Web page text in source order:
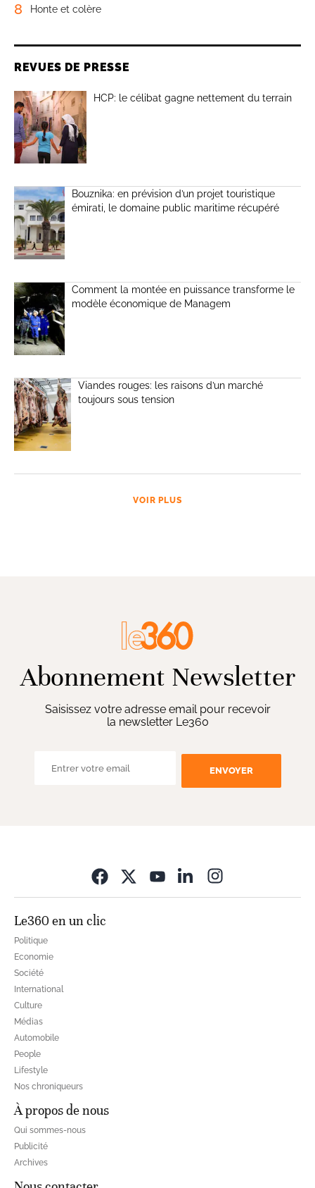
8 Honte et colère
REVUES DE PRESSE
HCP: le célibat gagne nettement du terrain
Bouznika: en prévision d’un projet touristique
émirati, le domaine public maritime récupéré
Comment la montée en puissance transforme le
modèle économique de Managem
Viandes rouges: les raisons d’un marché
toujours sous tension
VOIR PLUS
Abonnement Newsletter
Saisissez votre adresse email pour recevoir
la newsletter Le360
ENVOYER
Le360 en un clic
Politique
Economie
Société
International
Culture
Médias
Automobile
People
Lifestyle
Nos chroniqueurs
À propos de nous
Qui sommes-nous
Publicité
Archives